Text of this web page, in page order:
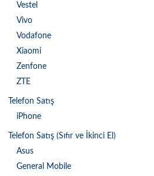
Vestel
Vivo
Vodafone
Xiaomi
Zenfone
ZTE
Telefon Satış
iPhone
Telefon Satış (Sıfır ve İkinci El)
Asus
General Mobile